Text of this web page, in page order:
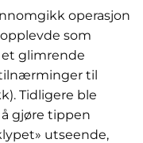
operasjon
som
et glimrende
til
Tidligere ble
gjøre tippen
utseende,